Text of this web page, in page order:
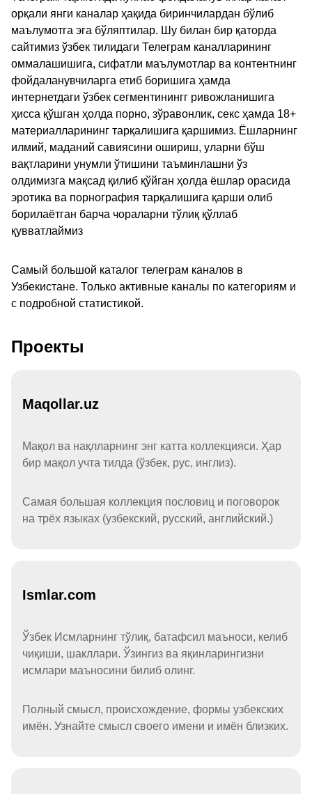
орқали янги каналар ҳақида биринчилардан бўлиб
маълумотга эга бўляптилар. Шу билан бир қаторда
сайтимиз ўзбек тилидаги Телеграм каналларининг
оммалашишига, сифатли маълумотлар ва контентнинг
фойдаланувчиларга етиб боришига ҳамда
интернетдаги ўзбек сегментинингг ривожланишига
ҳисса қўшган ҳолда порно, зўравонлик, секс ҳамда 18+
материалларининг тарқалишига қаршимиз. Ёшларнинг
илмий, маданий савиясини ошириш, уларни бўш
вақтларини унумли ўтишини таъминлашни ўз
олдимизга мақсад қилиб қўйган ҳолда ёшлар орасида
эротика ва порнография тарқалишига қарши олиб
борилаётган барча чораларни тўлиқ қўллаб
қувватлаймиз
Самый большой каталог телеграм каналов в
Узбекистане. Только активные каналы по категориям и
с подробной статистикой.
Проекты
Maqollar.uz
Мақол ва нақлларнинг энг катта коллекцияси. Ҳар
бир мақол учта тилда (ўзбек, рус, инглиз).
Самая большая коллекция пословиц и поговорок
на трёх языках (узбекский, русский, английский.)
Ismlar.com
Ўзбек Исмларнинг тўлиқ, батафсил маъноси, келиб
чиқиши, шакллари. Ўзингиз ва яқинларингизни
исмлари маъносини билиб олинг.
Полный смысл, происхождение, формы узбекских
имён. Узнайте смысл своего имени и имён близких.